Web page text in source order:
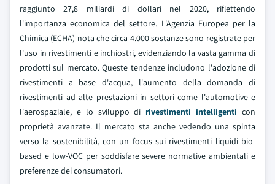
raggiunto 27,8 miliardi di dollari nel 2020, riflettendo
l'importanza economica del settore. L'Agenzia Europea per la
Chimica (ECHA) nota che circa 4.000 sostanze sono registrate per
l'uso in rivestimenti e inchiostri, evidenziando la vasta gamma di
prodotti sul mercato. Queste tendenze includono l'adozione di
rivestimenti a base d'acqua, l'aumento della domanda di
rivestimenti ad alte prestazioni in settori come l'automotive e
l'aerospaziale, e lo sviluppo di rivestimenti intelligenti con
proprietà avanzate. Il mercato sta anche vedendo una spinta
verso la sostenibilità, con un focus sui rivestimenti liquidi bio-
based e low-VOC per soddisfare severe normative ambientali e
preferenze dei consumatori.